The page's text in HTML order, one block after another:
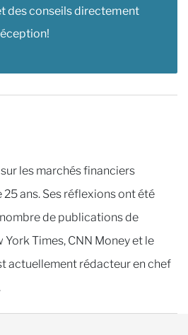
des conseils directement
les marchés financiers
ans. Ses réflexions ont été
de publications de
Times, CNN Money et le
actuellement rédacteur en chef